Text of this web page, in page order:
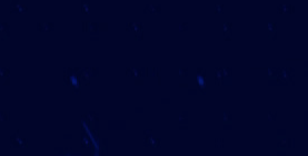
e mëngjesit kur…